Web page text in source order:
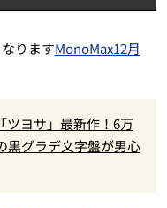
りますMonoMax12月
ツヨサ」最新作！6万
黒グラデ文字盤が男心